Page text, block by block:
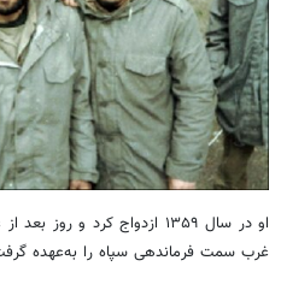
او در سال ۱۳۵۹ ازدواج کرد
غرب سمت فرماندهی سپاه را به‌عهده